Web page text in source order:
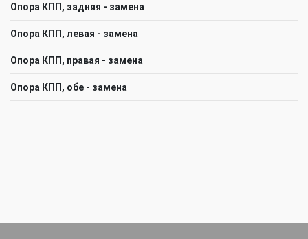
Опора КПП, задняя - замена
Опора КПП, левая - замена
Опора КПП, правая - замена
Опора КПП, обе - замена